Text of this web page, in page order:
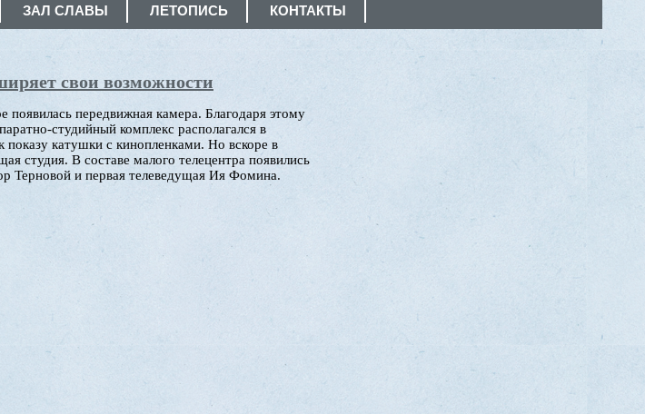
ЗАЛ СЛАВЫ ЛЕТОПИСЬ КОНТАКТЫ
свои возможности
появилась передвижная камера. Благодаря этому
студийный комплекс располагался в
показу катушки с кинопленками. Но вскоре в
студия. В составе малого телецентра появились
Терновой и первая телеведущая Ия Фомина.